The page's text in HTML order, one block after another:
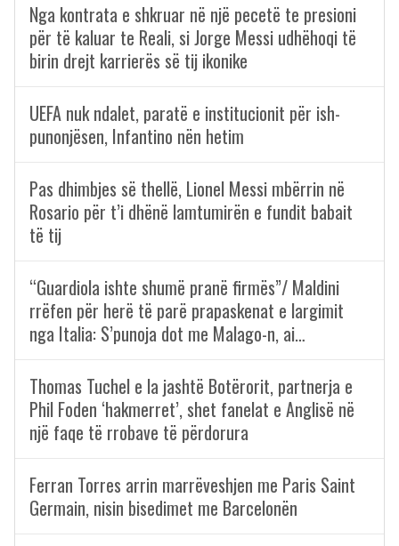
Nga kontrata e shkruar në një pecetë te presioni
për të kaluar te Reali, si Jorge Messi udhëhoqi të
birin drejt karrierës së tij ikonike
UEFA nuk ndalet, paratë e institucionit për ish-
punonjësen, Infantino nën hetim
Pas dhimbjes së thellë, Lionel Messi mbërrin në
Rosario për t’i dhënë lamtumirën e fundit babait
të tij
“Guardiola ishte shumë pranë firmës”/ Maldini
rrëfen për herë të parë prapaskenat e largimit
nga Italia: S’punoja dot me Malago-n, ai…
Thomas Tuchel e la jashtë Botërorit, partnerja e
Phil Foden ‘hakmerret’, shet fanelat e Anglisë në
një faqe të rrobave të përdorura
Ferran Torres arrin marrëveshjen me Paris Saint
Germain, nisin bisedimet me Barcelonën